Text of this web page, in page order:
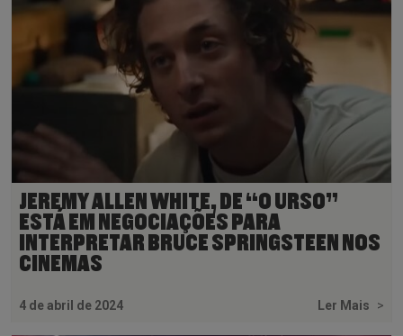
JEREMY ALLEN WHITE, DE “O URSO”
ESTÁ EM NEGOCIAÇÕES PARA
INTERPRETAR BRUCE SPRINGSTEEN NOS
CINEMAS
4 de abril de 2024 Ler Mais >